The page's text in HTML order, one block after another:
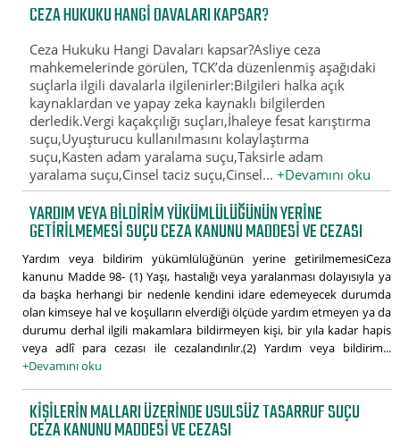
CEZA HUKUKU HANGI DAVALARI KAPSAR?
Ceza Hukuku Hangi Davaları kapsar?Asliye ceza
mahkemelerinde görülen, TCK’da düzenlenmiş aşağıdaki
suçlarla ilgili davalarla ilgilenirler:Bilgileri halka açık
kaynaklardan ve yapay zeka kaynaklı bilgilerden
derledik.Vergi kaçakçılığı suçları,İhaleye fesat karıştırma
suçu,Uyuşturucu kullanılmasını kolaylaştırma
suçu,Kasten adam yaralama suçu,Taksirle adam
yaralama suçu,Cinsel taciz suçu,Cinsel...+Devamını oku
YARDIM VEYA BILDIRIM YÜKÜMLÜLÜĞÜNÜN YERINE
GETIRILMEMESI SUÇU CEZA KANUNU MADDESI VE CEZASI
Yardım veya bildirim yükümlülüğünün yerine getirilmemesiCeza
kanunu Madde 98- (1) Yaşı, hastalığı veya yaralanması dolayısıyla ya
da başka herhangi bir nedenle kendini idare edemeyecek durumda
olan kimseye hal ve koşulların elverdiği ölçüde yardım etmeyen ya da
durumu derhal ilgili makamlara bildirmeyen kişi, bir yıla kadar hapis
veya adlî para cezası ile cezalandırılır.(2) Yardım veya bildirim...
+Devamını oku
KIŞILERIN MALLARI ÜZERINDE USULSÜZ TASARRUF SUÇU
CEZA KANUNU MADDESI VE CEZASI